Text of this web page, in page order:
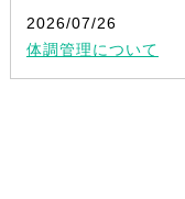
2026/07/26
体調管理について